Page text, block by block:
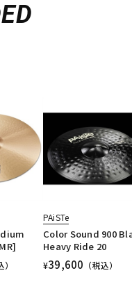
）
PAiSTe
Color Sound 900
Heavy Ride 20
¥39,600 （税込）